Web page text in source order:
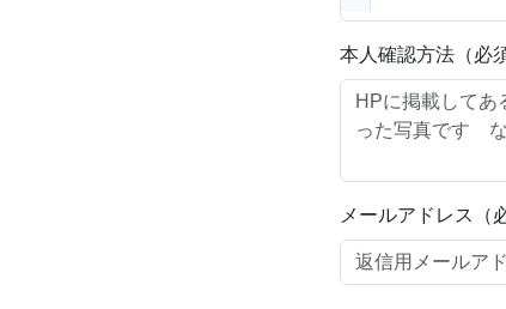
本人確認方法（必
メールアドレス（